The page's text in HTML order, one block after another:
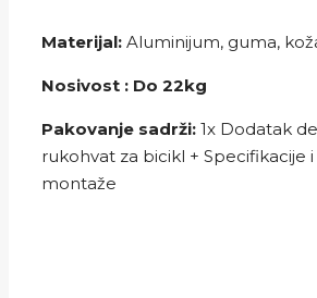
Materijal: Aluminijum, guma,
Nosivost : Do 22kg
Pakovanje sadrži: 1x Dodatak
rukohvat za bicikl + Specifikacije
montaže